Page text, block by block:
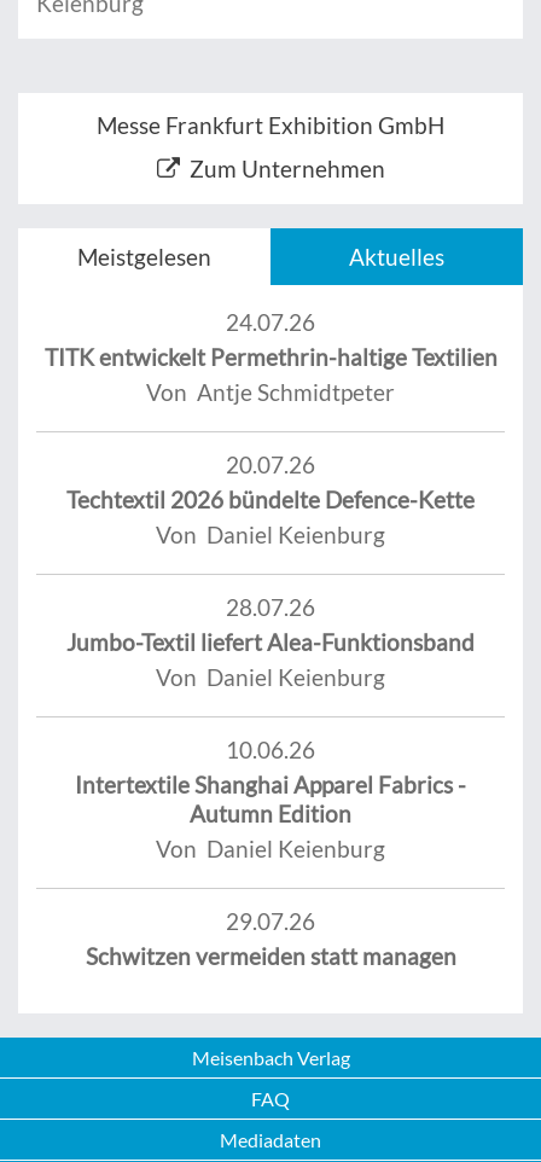
Messe Frankfurt Exhibition GmbH
Zum Unternehmen
Meistgelesen Aktuelles
24.07.26
TITK entwickelt Permethrin-haltige Textilien
Von Antje Schmidtpeter
20.07.26
Techtextil 2026 bündelte Defence-Kette
Von Daniel Keienburg
28.07.26
Jumbo-Textil liefert Alea-Funktionsband
Von Daniel Keienburg
10.06.26
Intertextile Shanghai Apparel Fabrics -
Autumn Edition
Von Daniel Keienburg
29.07.26
Schwitzen vermeiden statt managen
Meisenbach Verlag
FAQ
Mediadaten